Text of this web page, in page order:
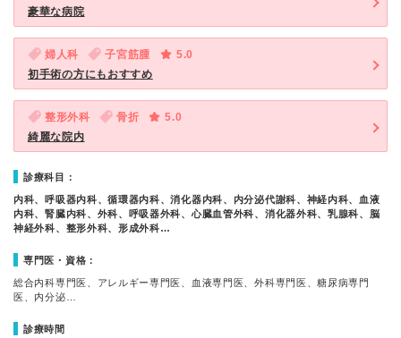
豪華な病院
婦人科 子宮筋腫
5.0
初手術の方にもおすすめ
整形外科 骨折
5.0
綺麗な院内
診療科目：
内科、呼吸器内科、循環器内科、消化器内科、内分泌代謝科、神経内科、血液
内科、腎臓内科、外科、呼吸器外科、心臓血管外科、消化器外科、乳腺科、脳
神経外科、整形外科、形成外科…
専門医・資格：
総合内科専門医、アレルギー専門医、血液専門医、外科専門医、糖尿病専門
医、内分泌…
診療時間